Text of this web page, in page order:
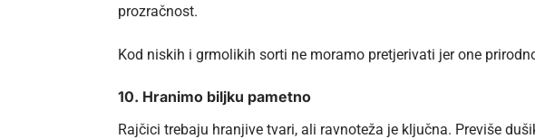
prozračnost.
Kod niskih i grmolikih sorti ne moramo pretjerivati jer one
10. Hranimo biljku pametno
Rajčici trebaju hranjive tvari, ali ravnoteža je ključna. Previše